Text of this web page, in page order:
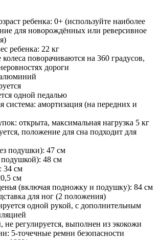
ребенка: 0+ (используйте наиболее
для новорождённых или реверсивное
ребенка: 22 кг
колеса поворачиваются на 360 градусов,
дороги
одной педалью
система: амортизация (на передних и
открыта, максимальная нагрузка 5 кг
положение для сна подходит для
подушки): 47 см
48 см
34 см
см
(включая подножку и подушку): 84 см
для ног (2 положения)
одной рукой, с дополнительным
не регулируется, выполнен из экокожи
5-точечные ремни безопасности